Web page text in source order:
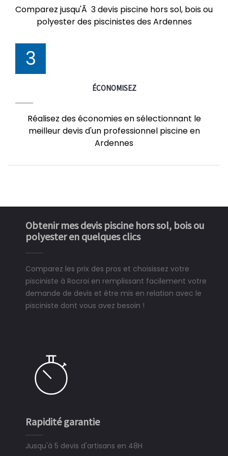
Comparez jusqu'Ã 3 devis piscine hors sol, bois ou
polyester des piscinistes des Ardennes
3
ÉCONOMISEZ
Réalisez des économies en sélectionnant le
meilleur devis d'un professionnel piscine en
Ardennes
Obtenir mes devis piscine hors sol, bois ou
polyester en quelques clics
Comparez les prix des pros et choisissez votre
pisciniste à Rocroi en remplissant facilement votre
demande de devis et être mis en relation avec le
pisciniste dont vous avez besoin !
Rapidité garantie
Jusqu'à 5 devis d'artisans en 48H